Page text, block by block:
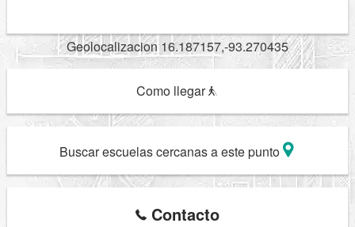
Geolocalizacion 16.187157,-93.270435
Como llegar
Buscar escuelas cercanas a este punto
Contacto